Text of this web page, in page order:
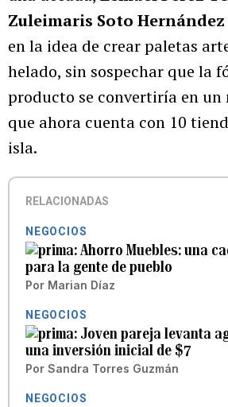
Zuleimaris Soto Hernández
en la idea de crear paletas
helado, sin sospechar que la
producto se convertiría en un
que ahora cuenta con 10
isla.
RELACIONADAS
NEGOCIOS
Ahorro Muebles: una
para la gente de pueblo
Por Marian Díaz
NEGOCIOS
Joven pareja levanta
una inversión inicial de $7
Por Sandra Torres Guzmán
NEGOCIOS